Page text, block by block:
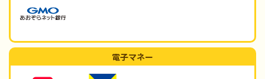
電子マネー